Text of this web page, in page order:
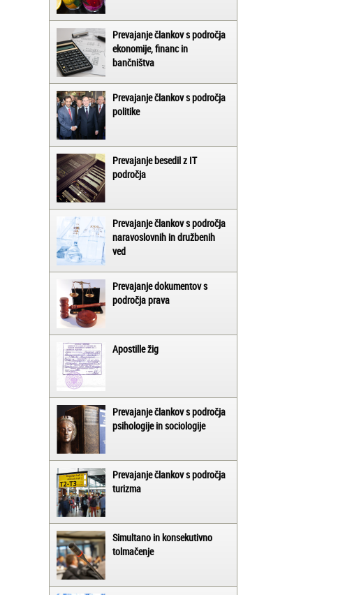
Prevajanje člankov s področja
ekonomije, financ in
bančništva
Prevajanje člankov s področja
politike
Prevajanje besedil z IT
področja
Prevajanje člankov s področja
naravoslovnih in družbenih
ved
Prevajanje dokumentov s
področja prava
Apostille žig
Prevajanje člankov s področja
psihologije in sociologije
Prevajanje člankov s področja
turizma
Simultano in konsekutivno
tolmačenje